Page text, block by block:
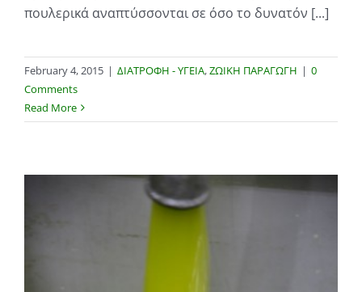
πουλερικά αναπτύσσονται σε όσο το δυνατόν [...]
February 4, 2015 | ΔΙΑΤΡΟΦΗ - ΥΓΕΙΑ,ΖΩΙΚΗ ΠΑΡΑΓΩΓΗ | 0
Comments
Read More